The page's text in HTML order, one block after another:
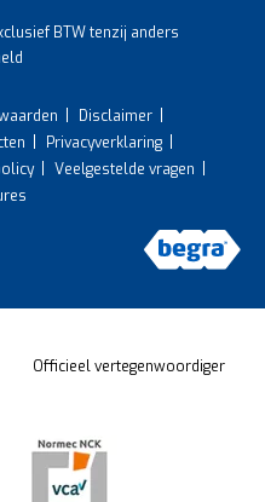
BTW tenzij anders
Disclaimer
Privacyverklaring
Veelgestelde vragen
Officieel vertegenwoordiger